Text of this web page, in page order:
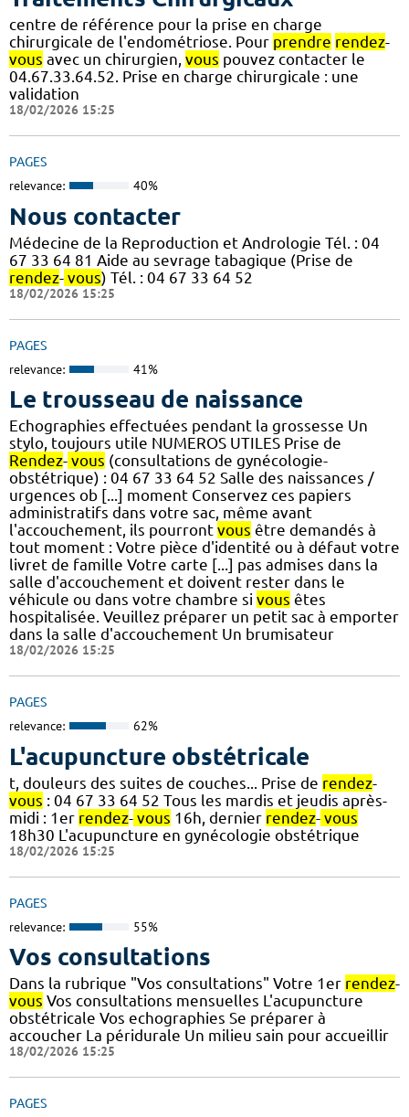
centre de référence pour la prise en charge
chirurgicale de l'endométriose. Pour prendre rendez-
vous avec un chirurgien, vous pouvez contacter le
04.67.33.64.52. Prise en charge chirurgicale : une
validation
18/02/2026 15:25
PAGES
relevance: 40%
Nous contacter
Médecine de la Reproduction et Andrologie Tél. : 04
67 33 64 81 Aide au sevrage tabagique (Prise de
rendez- vous) Tél. : 04 67 33 64 52
18/02/2026 15:25
PAGES
relevance: 41%
Le trousseau de naissance
Echographies effectuées pendant la grossesse Un
stylo, toujours utile NUMEROS UTILES Prise de
Rendez- vous (consultations de gynécologie-
obstétrique) : 04 67 33 64 52 Salle des naissances /
urgences ob [...] moment Conservez ces papiers
administratifs dans votre sac, même avant
l'accouchement, ils pourront vous être demandés à
tout moment : Votre pièce d'identité ou à défaut votre
livret de famille Votre carte [...] pas admises dans la
salle d'accouchement et doivent rester dans le
véhicule ou dans votre chambre si vous êtes
hospitalisée. Veuillez préparer un petit sac à emporter
dans la salle d'accouchement Un brumisateur
18/02/2026 15:25
PAGES
relevance: 62%
L'acupuncture obstétricale
t, douleurs des suites de couches... Prise de rendez-
vous : 04 67 33 64 52 Tous les mardis et jeudis après-
midi : 1er rendez- vous 16h, dernier rendez- vous
18h30 L'acupuncture en gynécologie obstétrique
18/02/2026 15:25
PAGES
relevance: 55%
Vos consultations
Dans la rubrique "Vos consultations" Votre 1er rendez-
vous Vos consultations mensuelles L'acupuncture
obstétricale Vos echographies Se préparer à
accoucher La péridurale Un milieu sain pour accueillir
18/02/2026 15:25
PAGES